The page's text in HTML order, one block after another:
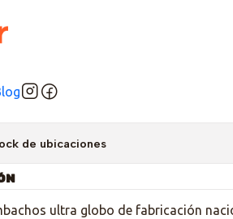
60s
de ubicaciones
ultra globo de fabricación